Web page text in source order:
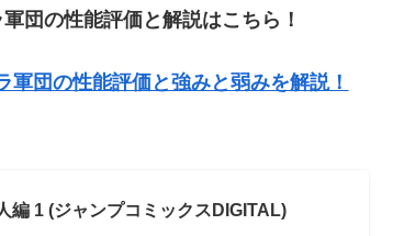
団の性能評価と解説はこちら！
軍団の性能評価と強みと弱みを解説！
編 1 (ジャンプコミックスDIGITAL)